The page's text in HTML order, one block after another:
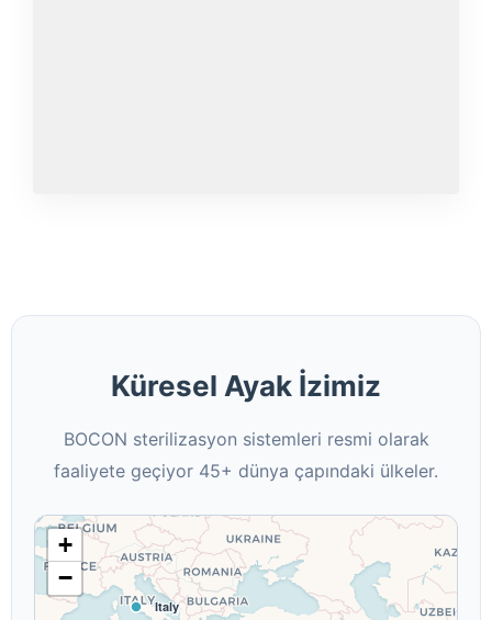
Küresel Ayak İzimiz
BOCON sterilizasyon sistemleri resmi olarak
faaliyete geçiyor 45+ dünya çapındaki ülkeler.
Italy
+
−